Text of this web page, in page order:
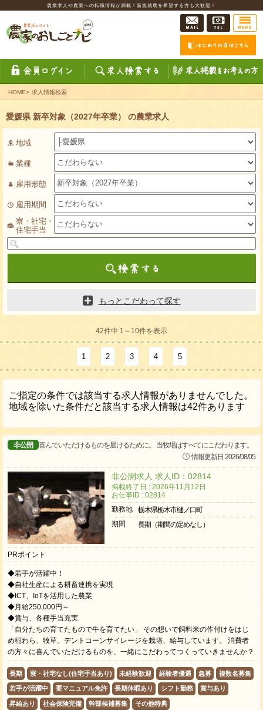
農業求人や農業への転職情報が満載！新規就農を希望する方も大歓迎！
HOME> 求人情報検索
愛媛県 新卒対象（2027年卒業） の農業求人
地域
業種
雇用形態
雇用期間
寮・社宅・
住宅手当
もっとこだわって探す
42件中 1～10件を表示
1 2 3 4 5
ご指定の条件では該当する求人情報がありませんでした。
地域を除いた条件だと該当する求人情報は42件あります
非公開
喜んでいただけるものを届けるために。 当牧場はすべてにこだわります。
情報更新日 2026/08/05
非公開求人 求人ID：02814
掲載終了日 : 2026年11月12日
お仕事ID : 02814
勤務地
栃木県栃木市樋ノ口町
期間
長期（期間の定めなし）
PRポイント
◆若手が活躍中！
◆自社生産による耕畜連携を実現
◆ICT、IoTを活用した農業
◆月給250,000円～
◆賞与、各種手当充実
「自分たちの育てたもので牛を育てたい」 その想いで飼料米の作付けをはじ
め稲わら、牧草、デントコーンサイレージを栽培、給与しています。 消費者
の方々に喜んでいただけるものを、一緒にこだわってつくっていきませんか？
長期 寮・社宅なし(住宅手当あり) 未経験歓迎 経験者優遇 急募 複数名募集
若手が活躍中 要マニュアル免許 長期休暇あり シフト勤務 賞与あり
昇給あり 社会保険完備 幹部候補募集 その他特典